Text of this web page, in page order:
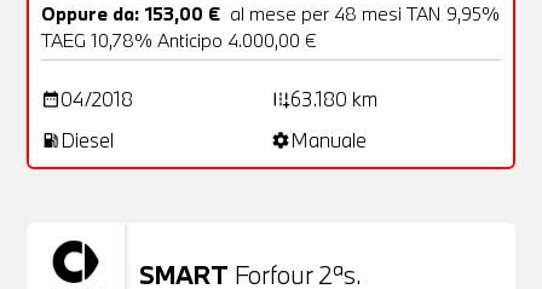
Oppure da: 153,00 € al mese per 48 mesi TAN 9,95%
TAEG 10,78% Anticipo 4.000,00 €
date_range04/2018 add_road63.180 km
local_gas_station Diesel settingsManuale
SMART Forfour 2ªs.